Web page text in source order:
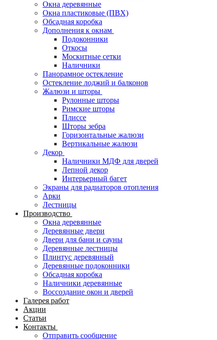
Окна деревянные
Окна пластиковые (ПВХ)
Обсадная коробка
Дополнения к окнам
Подоконники
Откосы
Москитные сетки
Наличники
Панорамное остекление
Остекление лоджий и балконов
Жалюзи и шторы
Рулонные шторы
Римские шторы
Плиссе
Шторы зебра
Горизонтальные жалюзи
Вертикальные жалюзи
Декор
Наличники МДФ для дверей
Лепной декор
Интерьерный багет
Экраны для радиаторов отопления
Арки
Лестницы
Производство
Окна деревянные
Деревянные двери
Двери для бани и сауны
Деревянные лестницы
Плинтус деревянный
Деревянные подоконники
Обсадная коробка
Наличники деревянные
Воссоздание окон и дверей
Галерея работ
Акции
Статьи
Контакты
Отправить сообщение